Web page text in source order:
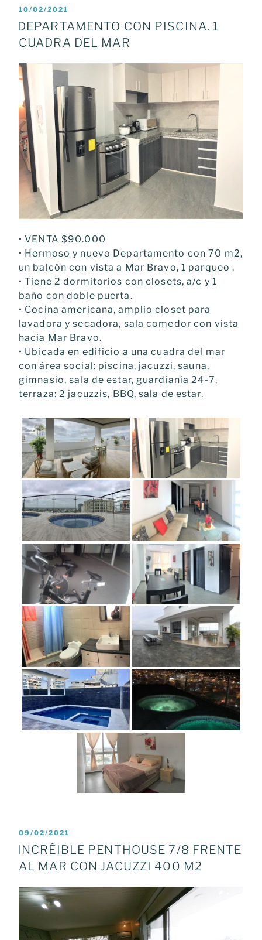
POSTED
ON
10/02/2021
DEPARTAMENTO CON PISCINA. 1
CUADRA DEL MAR
• VENTA $90.000
• Hermoso y nuevo Departamento con 70 m2,
un balcón con vista a Mar Bravo, 1 parqueo .
• Tiene 2 dormitorios con closets, a/c y 1
baño con doble puerta.
• Cocina americana, amplio closet para
lavadora y secadora, sala comedor con vista
hacia Mar Bravo.
• Ubicada en edificio a una cuadra del mar
con área social: piscina, jacuzzi, sauna,
gimnasio, sala de estar, guardianía 24-7,
terraza: 2 jacuzzis, BBQ, sala de estar.
POSTED
ON
09/02/2021
INCRÉIBLE PENTHOUSE 7/8 FRENTE
AL MAR CON JACUZZI 400 M2